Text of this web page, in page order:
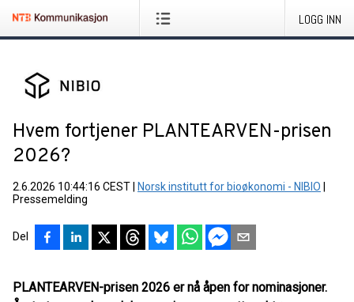
LOGG INN
Hvem fortjener PLANTEARVEN-prisen
2026?
2.6.2026 10:44:16 CEST Norsk institutt for bioøkonomi - NIBIO
Pressemelding
Del
PLANTEARVEN-prisen 2026 er nå åpen for nominasjoner.